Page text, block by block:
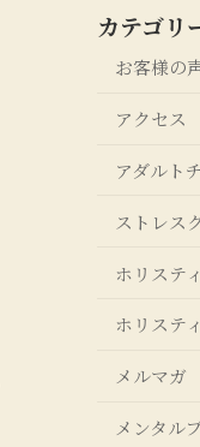
カテゴリ
お客様の
アクセス
アダルト
ストレス
ホリステ
ホリステ
メルマガ
メンタル